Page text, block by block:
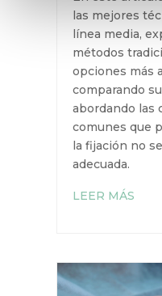
del ya
garantizar una
minimizar
En este
en las mejores
asegurar la
tanto los
como las
comparando su
comunes que
LEER MÁS